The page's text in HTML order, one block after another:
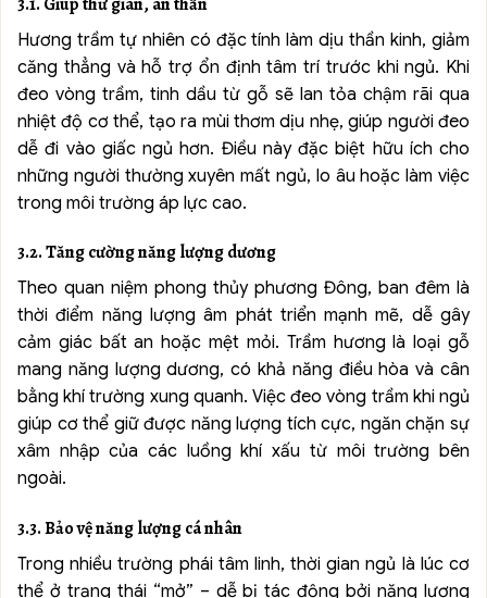
Hương trầm tự nhiên có đặc tính làm dịu thần kinh, giảm
căng thẳng và hỗ trợ ổn định tâm trí trước khi ngủ. Khi
đeo vòng trầm, tinh dầu từ gỗ sẽ lan tỏa chậm rãi qua
nhiệt độ cơ thể, tạo ra mùi thơm dịu nhẹ, giúp người đeo
dễ đi vào giấc ngủ hơn. Điều này đặc biệt hữu ích cho
những người thường xuyên mất ngủ, lo âu hoặc làm việc
trong môi trường áp lực cao.
3.2. Tăng cường năng lượng dương
Theo quan niệm phong thủy phương Đông, ban đêm là
thời điểm năng lượng âm phát triển mạnh mẽ, dễ gây
cảm giác bất an hoặc mệt mỏi. Trầm hương là loại gỗ
mang năng lượng dương, có khả năng điều hòa và cân
bằng khí trường xung quanh. Việc đeo vòng trầm khi ngủ
giúp cơ thể giữ được năng lượng tích cực, ngăn chặn sự
xâm nhập của các luồng khí xấu từ môi trường bên
ngoài.
3.3. Bảo vệ năng lượng cá nhân
Trong nhiều trường phái tâm linh, thời gian ngủ là lúc cơ
thể ở trạng thái “mở” – dễ bị tác động bởi năng lượng